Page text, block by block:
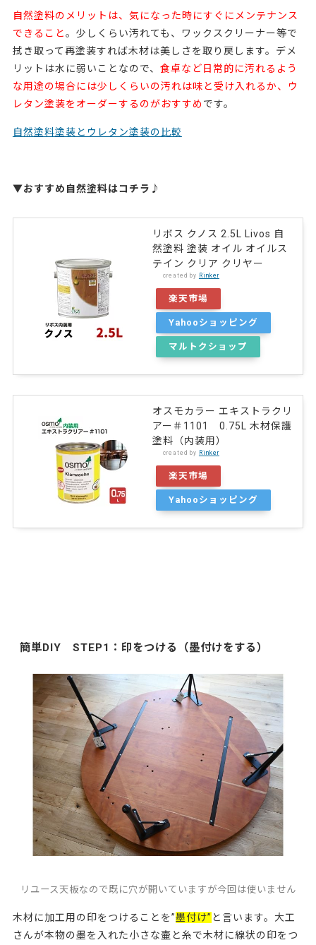
自然塗料のメリットは、気になった時にすぐにメンテナンス
できること。少しくらい汚れても、ワックスクリーナー等で
拭き取って再塗装すれば木材は美しさを取り戻します。 デメ
リットは水に弱いことなので、 食卓など日常的に汚れるよう
な用途の場合には少しくらいの汚れは味と受け入れるか、ウ
レタン塗装をオーダーするのがおすすめ です。
自然塗料塗装とウレタン塗装の比較
▼おすすめ自然塗料はコチラ♪
リボス クノス 2.5L Livos 自
然塗料 塗装 オイル オイルス
テイン クリア クリヤー
created by Rinker
楽天市場
Yahooショッピング
マルトクショップ
オスモカラー エキストラクリ
アー＃1101 0.75L 木材保護
塗料（内装用）
created by Rinker
楽天市場
Yahooショッピング
簡単DIY STEP1：印をつける（墨付けをする）
リユース天板なので既に穴が開いていますが今回は使いません
木材に加工用の印をつけることを”墨付け” と言います。大工
さんが本物の墨を入れた小さな壷と糸で木材に線状の印をつ